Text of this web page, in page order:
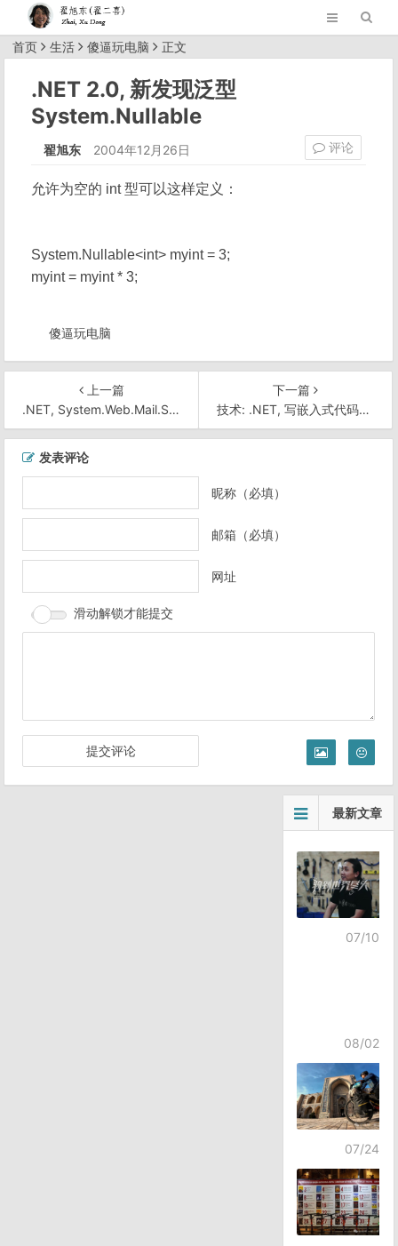
首页 生活 傻逼玩电脑 正文
.NET 2.0, 新发现泛型
System.Nullable
翟旭东 2004年12月26日 评论
允许为空的 int 型可以这样定义：
System.Nullable<int> myint = 3;
myint = myint * 3;
傻逼玩电脑
上一篇
.NET, System.Web.Mail.SmtpMail 的多线程不安全问题
下一篇
技术: .NET, 写嵌入式代码时用 __w.Write(….) 替代 Response.Write(….)
发表评论
昵称（必填）
邮箱（必填）
网址
滑动解锁才能提交
最新文章
07/10
08/02
07/24